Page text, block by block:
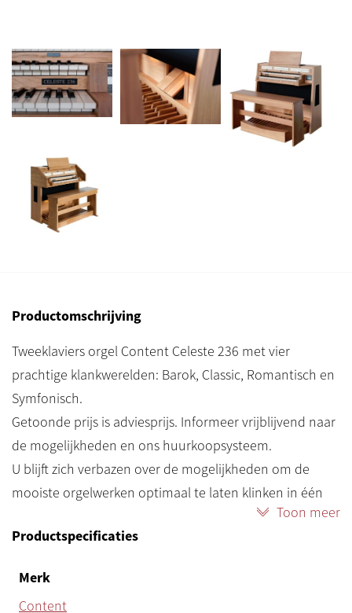
Productomschrijving
Tweeklaviers orgel Content Celeste 236 met vier
prachtige klankwerelden: Barok, Classic, Romantisch en
Symfonisch.
Getoonde prijs is adviesprijs. Informeer vrijblijvend naar
de mogelijkheden en ons huurkoopsysteem.
U blijft zich verbazen over de mogelijkheden om de
mooiste orgelwerken optimaal te laten klinken in één
orgel, de Celeste 236. Uitgevoerd in een mooi robuust
en duurzaam meubel. Eigentijds ontwerp en moderne
uitvoering heeft een roldeksel en een meer klassieke
Toon meer
Productspecificaties
Merk
Content